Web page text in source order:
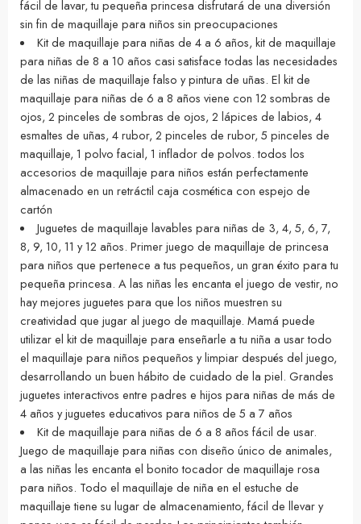
fácil de lavar, tu pequeña princesa disfrutará de una diversión
sin fin de maquillaje para niños sin preocupaciones
Kit de maquillaje para niñas de 4 a 6 años, kit de maquillaje
para niñas de 8 a 10 años casi satisface todas las necesidades
de las niñas de maquillaje falso y pintura de uñas. El kit de
maquillaje para niñas de 6 a 8 años viene con 12 sombras de
ojos, 2 pinceles de sombras de ojos, 2 lápices de labios, 4
esmaltes de uñas, 4 rubor, 2 pinceles de rubor, 5 pinceles de
maquillaje, 1 polvo facial, 1 inflador de polvos. todos los
accesorios de maquillaje para niños están perfectamente
almacenado en un retráctil caja cosmética con espejo de
cartón
Juguetes de maquillaje lavables para niñas de 3, 4, 5, 6, 7,
8, 9, 10, 11 y 12 años. Primer juego de maquillaje de princesa
para niños que pertenece a tus pequeños, un gran éxito para tu
pequeña princesa. A las niñas les encanta el juego de vestir, no
hay mejores juguetes para que los niños muestren su
creatividad que jugar al juego de maquillaje. Mamá puede
utilizar el kit de maquillaje para enseñarle a tu niña a usar todo
el maquillaje para niños pequeños y limpiar después del juego,
desarrollando un buen hábito de cuidado de la piel. Grandes
juguetes interactivos entre padres e hijos para niñas de más de
4 años y juguetes educativos para niños de 5 a 7 años
Kit de maquillaje para niñas de 6 a 8 años fácil de usar.
Juego de maquillaje para niñas con diseño único de animales,
a las niñas les encanta el bonito tocador de maquillaje rosa
para niños. Todo el maquillaje de niña en el estuche de
maquillaje tiene su lugar de almacenamiento, fácil de llevar y